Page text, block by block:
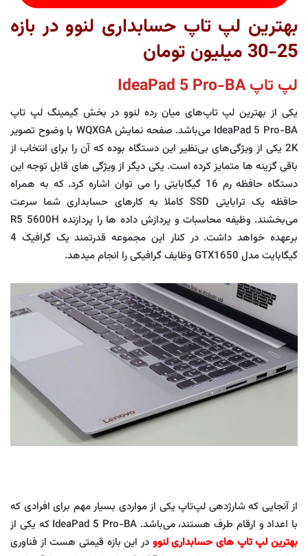
بهترین لپ تاپ حسابداری لنوو در بازه
25-30 میلیون تومان
لپ تاپ IdeaPad 5 Pro-BA
یکی از بهترین لپ تاپ‌های میان رده لنوو در بخش گیمینگ لپ تاپ
IdeaPad 5 Pro-BA می‌باشد. صفحه نمایش WQXGA با وضوح تصویر
2K یکی از ویژگی‌های بی‌نظیر این دستگاه بوده که آن را برای انتخاب از
باقی گزینه ها متمایز کرده است. یکی دیگر از ویژگی های قابل توجه این
دستگاه حافظه رم 16 گیگابایتی را می توان اشاره کرد. که به همراه
حافظه یک ترابایتی SSD کاملا به کارهای حسابداری شما سرعت
می‌بخشند. وظیفه محاسبات و پردازش داده ها را پردازنده R5 5600H
برعهده خواهد داشت. در کنار این مجموعه قدرتمند یک گرافیک 4
گیگابایت مدل GTX1650 وظایف گرافیکی را انجام میدهد.
از آنجایی که شارژدهی لپ‌تاپ یکی از مواردی بسیار مهم برای افرادی که
با اعداد و ارقام طرف هستند، می‌باشد. IdeaPad 5 Pro-BA که یکی از
بهترین لپ تاپ های حسابداری لنوو در این بازه قیمتی هست از فناوری